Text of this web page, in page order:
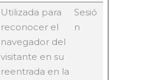
Utilizada para
reconocer el
navegador del
visitante en su
reentrada en la
Sesió
n